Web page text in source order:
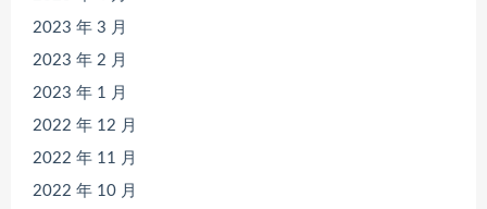
2023 年 3 月
2023 年 2 月
2023 年 1 月
2022 年 12 月
2022 年 11 月
2022 年 10 月